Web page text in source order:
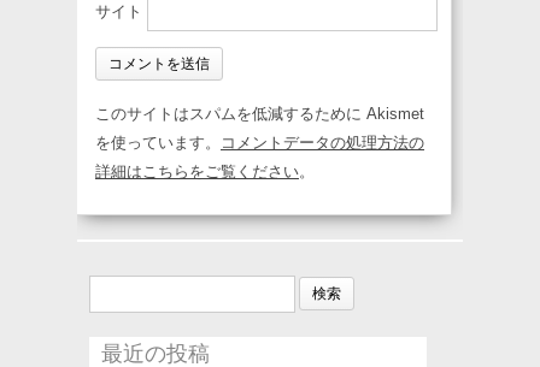
サイト
このサイトはスパムを低減するために Akismet
を使っています。
コメントデータの処理方法の
詳細はこちらをご覧ください。
検
最近の投稿